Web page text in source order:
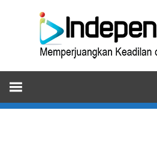
Memperjuangkan
Keadilan
dan